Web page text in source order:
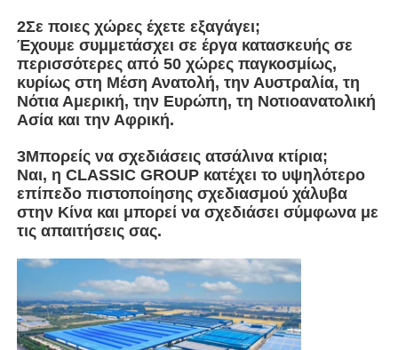
2Σε ποιες χώρες έχετε εξαγάγει;
Έχουμε συμμετάσχει σε έργα κατασκευής σε
περισσότερες από 50 χώρες παγκοσμίως,
κυρίως στη Μέση Ανατολή, την Αυστραλία, τη
Νότια Αμερική, την Ευρώπη, τη Νοτιοανατολική
Ασία και την Αφρική.
3Μπορείς να σχεδιάσεις ατσάλινα κτίρια;
Ναι, η CLASSIC GROUP κατέχει το υψηλότερο
επίπεδο πιστοποίησης σχεδιασμού χάλυβα
στην Κίνα και μπορεί να σχεδιάσει σύμφωνα με
τις απαιτήσεις σας.